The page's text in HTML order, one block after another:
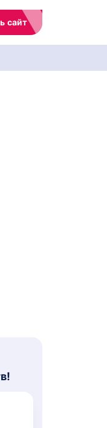
сайт